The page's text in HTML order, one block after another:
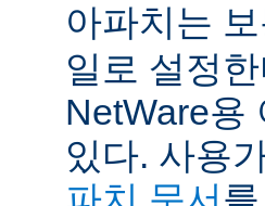
아파치는
일로 설정
NetWare용
있다. 사용